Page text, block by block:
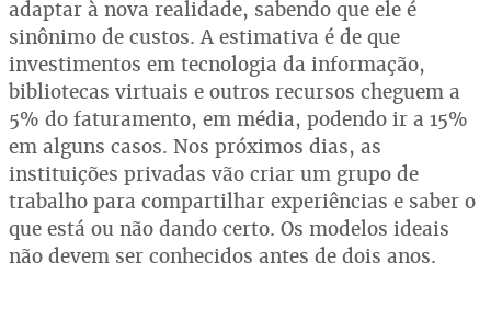
adaptar à nova realidade, sabendo que ele é
sinônimo de custos. A estimativa é de que
investimentos em tecnologia da informação,
bibliotecas virtuais e outros recursos cheguem a
5% do faturamento, em média, podendo ir a 15%
em alguns casos. Nos próximos dias, as
instituições privadas vão criar um grupo de
trabalho para compartilhar experiências e saber o
que está ou não dando certo. Os modelos ideais
não devem ser conhecidos antes de dois anos.